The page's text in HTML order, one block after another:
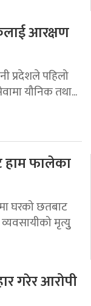
आरक्षण
प्रदेशले पहिलो
यौनिक तथा...
हाम फालेका
घरको छतबाट
मृत्युु
गरेर आरोपी